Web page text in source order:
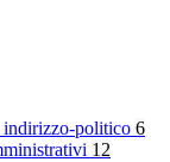
indirizzo-politico 6
12